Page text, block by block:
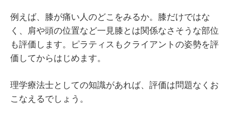
例えば、膝が痛い人のどこをみるか。膝だけではな
く、肩や頭の位置など一見膝とは関係なさそうな部位
も評価します。ピラティスもクライアントの姿勢を評
価してからはじめます。
理学療法士としての知識があれば、評価は問題なくお
こなえるでしょう。